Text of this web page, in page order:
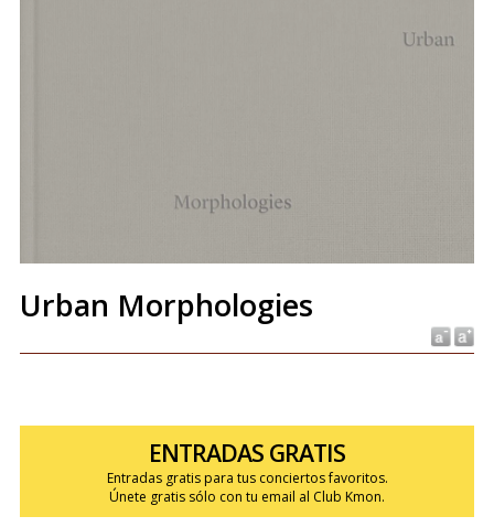
Urban Morphologies
ENTRADAS GRATIS
Entradas gratis para tus conciertos favoritos.
Únete gratis sólo con tu email al Club Kmon.